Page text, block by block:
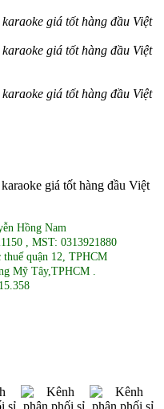
Hồng Nam
, MST: 0313921880
thuế quận 12, TPHCM
Mỹ Tây,TPHCM .